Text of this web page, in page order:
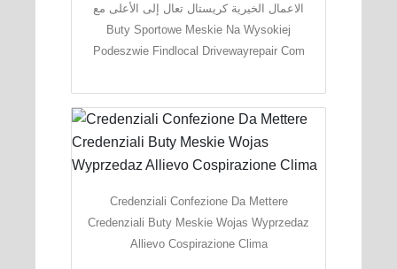
الاعمال الخيرية كريستال تعال إلى الأعلى مع
Buty Sportowe Meskie Na Wysokiej
Podeszwie Findlocal Drivewayrepair Com
Credenziali Confezione Da Mettere
Credenziali Buty Meskie Wojas Wyprzedaz
Allievo Cospirazione Clima